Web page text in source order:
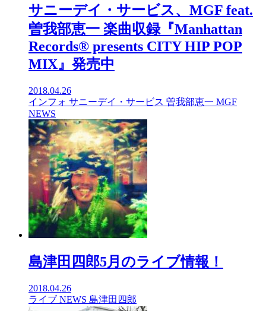
サニーデイ・サービス、MGF feat.
曽我部恵一 楽曲収録『Manhattan
Records® presents CITY HIP POP
MIX』発売中
2018.04.26
インフォ サニーデイ・サービス 曽我部恵一 MGF
NEWS
島津田四郎5月のライブ情報！
2018.04.26
ライブ NEWS 島津田四郎